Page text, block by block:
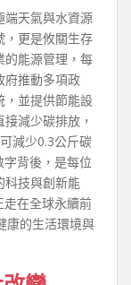
端天氣與水資源
，更是攸關生存
的能源管理，每
府推動多項政
，並提供節能設
減少碳排放，
減少0.3公斤碳
背後，是每位
科技與創新能
走在全球永續前
的生活環境與